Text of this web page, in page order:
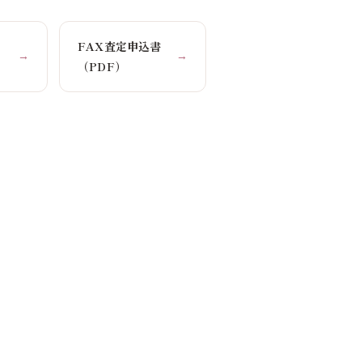
→
FAX査定申込書
（PDF）
→